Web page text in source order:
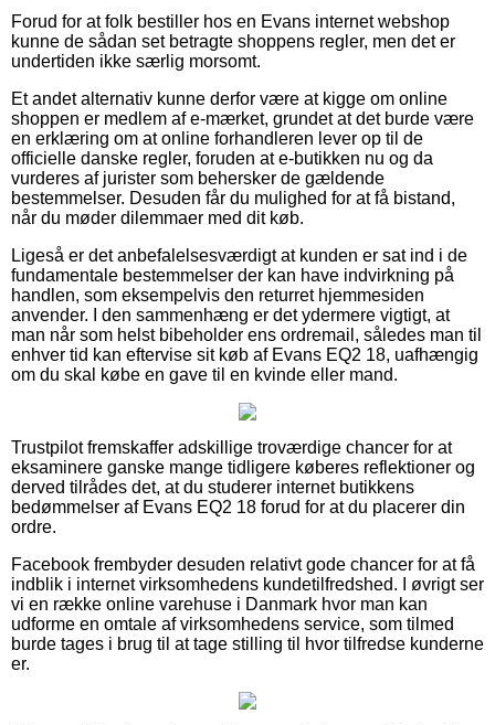
Forud for at folk bestiller hos en Evans internet webshop
kunne de sådan set betragte shoppens regler, men det er
undertiden ikke særlig morsomt.
Et andet alternativ kunne derfor være at kigge om online
shoppen er medlem af e-mærket, grundet at det burde være
en erklæring om at online forhandleren lever op til de
officielle danske regler, foruden at e-butikken nu og da
vurderes af jurister som behersker de gældende
bestemmelser. Desuden får du mulighed for at få bistand,
når du møder dilemmaer med dit køb.
Ligeså er det anbefalelsesværdigt at kunden er sat ind i de
fundamentale bestemmelser der kan have indvirkning på
handlen, som eksempelvis den returret hjemmesiden
anvender. I den sammenhæng er det ydermere vigtigt, at
man når som helst bibeholder ens ordremail, således man til
enhver tid kan eftervise sit køb af Evans EQ2 18, uafhængig
om du skal købe en gave til en kvinde eller mand.
Trustpilot fremskaffer adskillige troværdige chancer for at
eksaminere ganske mange tidligere køberes reflektioner og
derved tilrådes det, at du studerer internet butikkens
bedømmelser af Evans EQ2 18 forud for at du placerer din
ordre.
Facebook frembyder desuden relativt gode chancer for at få
indblik i internet virksomhedens kundetilfredshed. I øvrigt ser
vi en række online varehuse i Danmark hvor man kan
udforme en omtale af virksomhedens service, som tilmed
burde tages i brug til at tage stilling til hvor tilfredse kunderne
er.